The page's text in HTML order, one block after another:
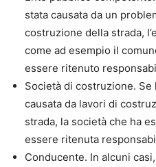
stata causata da un
costruzione della strada,
come ad esempio il
essere ritenuto
Società di costruzione. Se
causata da lavori di
strada, la società che ha
essere ritenuta
Conducente. In alcuni